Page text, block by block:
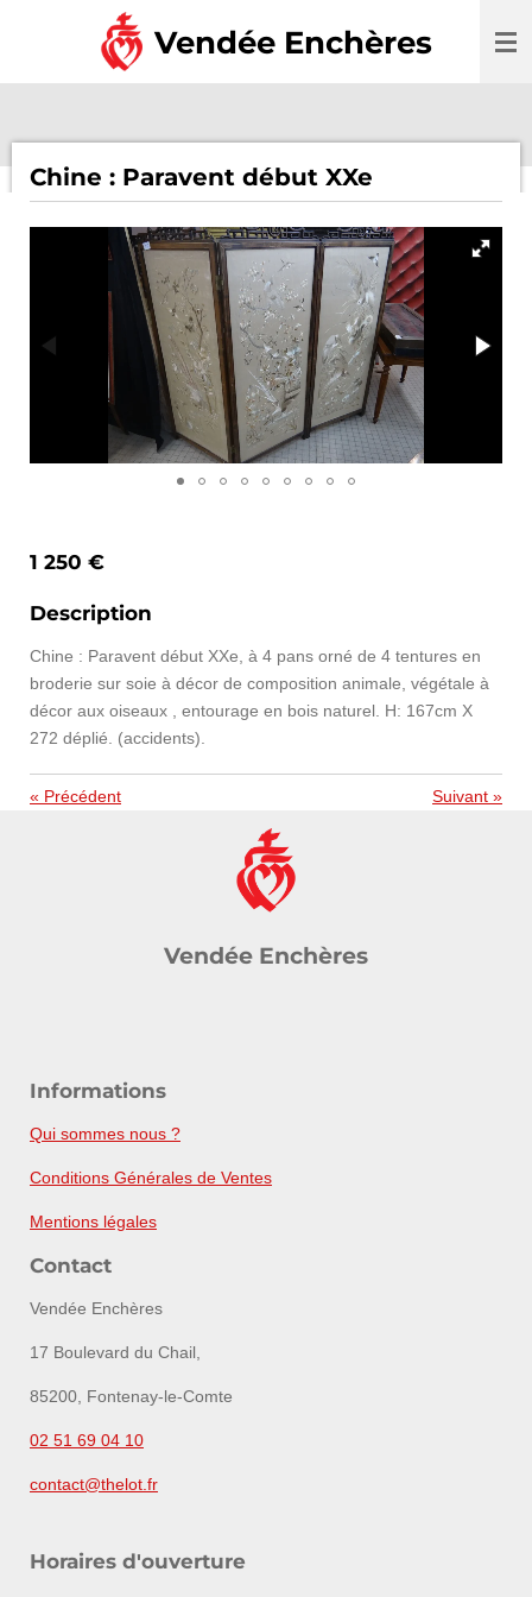
Vendée Enchères
Chine : Paravent début XXe
1 250 €
Description
Chine : Paravent début XXe, à 4 pans orné de 4 tentures en
broderie sur soie à décor de composition animale, végétale à
décor aux oiseaux , entourage en bois naturel. H: 167cm X
272 déplié. (accidents).
« Précédent Suivant »
Vendée Enchères
Informations
Qui sommes nous ?
Conditions Générales de Ventes
Mentions légales
Contact
Vendée Enchères
17 Boulevard du Chail,
85200, Fontenay-le-Comte
02 51 69 04 10
contact@thelot.fr
Horaires d'ouverture